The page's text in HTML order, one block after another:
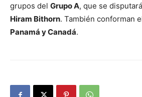
grupos del Grupo A, que se
Hiram Bithorn. También conforman
Panamá y Canadá.